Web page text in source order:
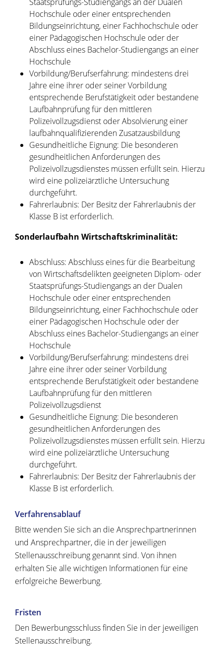
Hochschule oder einer entsprechenden
Bildungseinrichtung, einer Fachhochschule oder
einer Pädagogischen Hochschule oder der
Abschluss eines Bachelor-Studiengangs an einer
Hochschule
Vorbildung/Berufserfahrung: mindestens drei
Jahre eine ihrer oder seiner Vorbildung
entsprechende Berufstätigkeit oder bestandene
Laufbahnprüfung für den mittleren
Polizeivollzugsdienst oder Absolvierung einer
laufbahnqualifizierenden Zusatzausbildung
Gesundheitliche Eignung: Die besonderen
gesundheitlichen Anforderungen des
Polizeivollzugsdienstes müssen erfüllt sein. Hierzu
wird eine polizeiärztliche Untersuchung
durchgeführt.
Fahrerlaubnis: Der Besitz der Fahrerlaubnis der
Klasse B ist erforderlich.
Sonderlaufbahn Wirtschaftskriminalität:
Abschluss: Abschluss eines für die Bearbeitung
von Wirtschaftsdelikten geeigneten Diplom- oder
Staatsprüfungs-Studiengangs an der Dualen
Hochschule oder einer entsprechenden
Bildungseinrichtung, einer Fachhochschule oder
einer Pädagogischen Hochschule oder der
Abschluss eines Bachelor-Studiengangs an einer
Hochschule
Vorbildung/Berufserfahrung: mindestens drei
Jahre eine ihrer oder seiner Vorbildung
entsprechende Berufstätigkeit oder bestandene
Laufbahnprüfung für den mittleren
Polizeivollzugsdienst
Gesundheitliche Eignung: Die besonderen
gesundheitlichen Anforderungen des
Polizeivollzugsdienstes müssen erfüllt sein. Hierzu
wird eine polizeiärztliche Untersuchung
durchgeführt.
Fahrerlaubnis: Der Besitz der Fahrerlaubnis der
Klasse B ist erforderlich.
Verfahrensablauf
Bitte wenden Sie sich an die Ansprechpartnerinnen
und Ansprechpartner, die in der jeweiligen
Stellenausschreibung genannt sind. Von ihnen
erhalten Sie alle wichtigen Informationen für eine
erfolgreiche Bewerbung.
Fristen
Den Bewerbungsschluss finden Sie in der jeweiligen
Stellenausschreibung.